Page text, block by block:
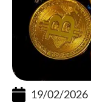
19/02/2026